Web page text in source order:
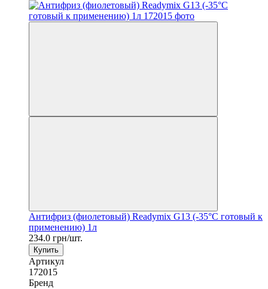
Антифриз (фиолетовый) Readymix G13 (-35°C готовый к
применению) 1л
234.0 грн/шт.
Купить
Артикул
172015
Бренд